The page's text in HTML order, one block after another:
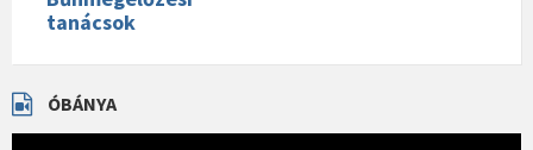
tanácsok
ÓBÁNYA